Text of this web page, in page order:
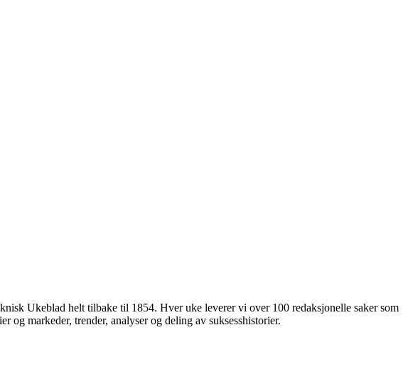
Ukeblad helt tilbake til 1854. Hver uke leverer vi over 100 redaksjonelle saker som
markeder, trender, analyser og deling av suksesshistorier.